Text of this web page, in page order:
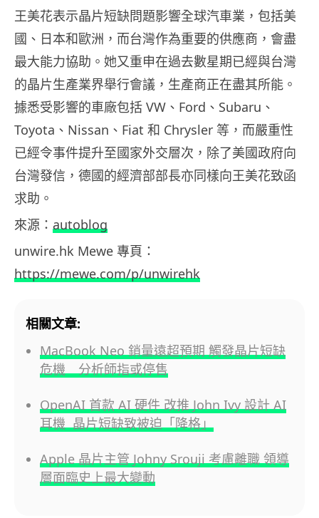
王美花表示晶片短缺問題影響全球汽車業，包括美
國、日本和歐洲，而台灣作為重要的供應商，會盡
最大能力協助。她又重申在過去數星期已經與台灣
的晶片生產業界舉行會議，生產商正在盡其所能。
據悉受影響的車廠包括 VW、Ford、Subaru、
Toyota、Nissan、Fiat 和 Chrysler 等，而嚴重性
已經令事件提升至國家外交層次，除了美國政府向
台灣發信，德國的經濟部部長亦同樣向王美花致函
求助。
來源： autoblog
unwire.hk Mewe 專頁：
https://mewe.com/p/unwirehk
相關文章:
MacBook Neo 銷量遠超預期 觸發晶片短缺
危機 分析師指或停售
OpenAI 首款 AI 硬件 改推 John Ivy 設計 AI
耳機 晶片短缺致被迫「降格」
Apple 晶片主管 Johny Srouji 考慮離職 領導
層面臨史上最大變動